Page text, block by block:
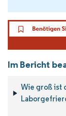
Im Bericht
Wie groß ist